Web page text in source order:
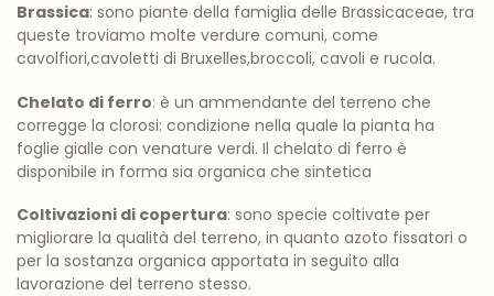
Brassica: sono piante della famiglia delle Brassicaceae, tra
queste troviamo molte verdure comuni, come
cavolfiori,cavoletti di Bruxelles,broccoli, cavoli e rucola.
Chelato di ferro: è un ammendante del terreno che
corregge la clorosi: condizione nella quale la pianta ha
foglie gialle con venature verdi. Il chelato di ferro è
disponibile in forma sia organica che sintetica
Coltivazioni di copertura: sono specie coltivate per
migliorare la qualità del terreno, in quanto azoto fissatori o
per la sostanza organica apportata in seguito alla
lavorazione del terreno stesso.